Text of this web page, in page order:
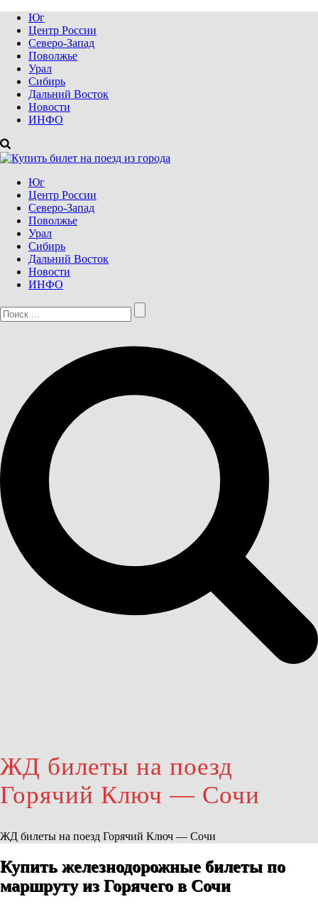
Юг
Центр России
Северо-Запад
Поволжье
Урал
Сибирь
Дальний Восток
Новости
ИНФО
Юг
Центр России
Северо-Запад
Поволжье
Урал
Сибирь
Дальний Восток
Новости
ИНФО
ЖД билеты на поезд
Горячий Ключ — Сочи
ЖД билеты на поезд Горячий Ключ — Сочи
Купить железнодорожные билеты по
маршруту из Горячего в Сочи